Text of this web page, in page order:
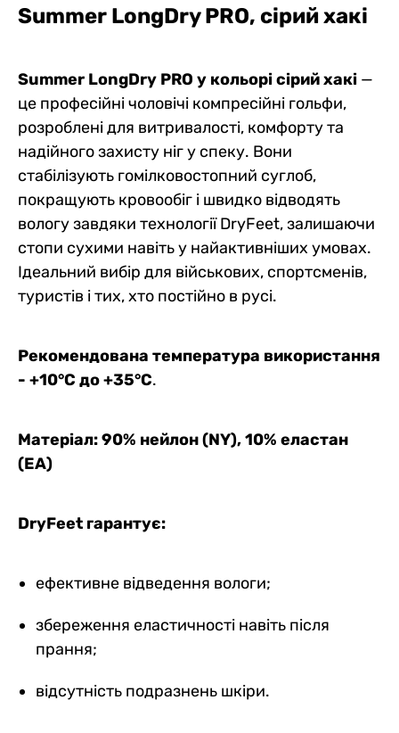
Summer LongDry PRO, сірий хакі
Summer LongDry PRO у кольорі сірий хакі —
це професійні чоловічі компресійні гольфи,
розроблені для витривалості, комфорту та
надійного захисту ніг у спеку. Вони
стабілізують гомілковостопний суглоб,
покращують кровообіг і швидко відводять
вологу завдяки технології DryFeet, залишаючи
стопи сухими навіть у найактивніших умовах.
Ідеальний вибір для військових, спортсменів,
туристів і тих, хто постійно в русі.
Рекомендована температура використання
- +10°C до +35°C.
Матеріал: 90% нейлон (NY), 10% еластан
(EA)
DryFeet гарантує:
ефективне відведення вологи;
збереження еластичності навіть після
прання;
відсутність подразнень шкіри.